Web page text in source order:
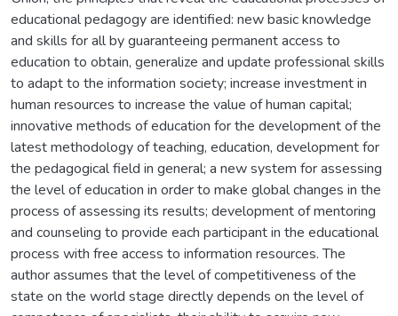
educational pedagogy are identified: new basic knowledge
and skills for all by guaranteeing permanent access to
education to obtain, generalize and update professional skills
to adapt to the information society; increase investment in
human resources to increase the value of human capital;
innovative methods of education for the development of the
latest methodology of teaching, education, development for
the pedagogical field in general; a new system for assessing
the level of education in order to make global changes in the
process of assessing its results; development of mentoring
and counseling to provide each participant in the educational
process with free access to information resources. The
author assumes that the level of competitiveness of the
state on the world stage directly depends on the level of